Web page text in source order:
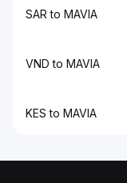
SAR to MAVIA
VND to MAVIA
KES to MAVIA